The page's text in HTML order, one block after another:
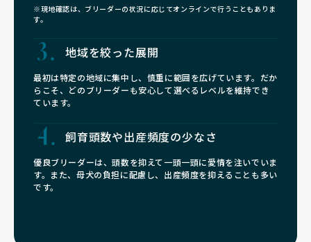
※現地確認は、ブリーダーの状況に応じてオンラインで行うこともありま
す。
地域を絞った展開
最初は特定の地域に集中し、慎重に範囲を広げています。だか
らこそ、どのブリーダーも安心して選べるレベルを維持でき
ています。
飼育頭数や出産頻度の少なさ
優良ブリーダーは、頭数を抑えて一頭一頭に愛情を注いでいま
す。また、母犬の負担に配慮し、出産頻度を抑えることも多い
です。